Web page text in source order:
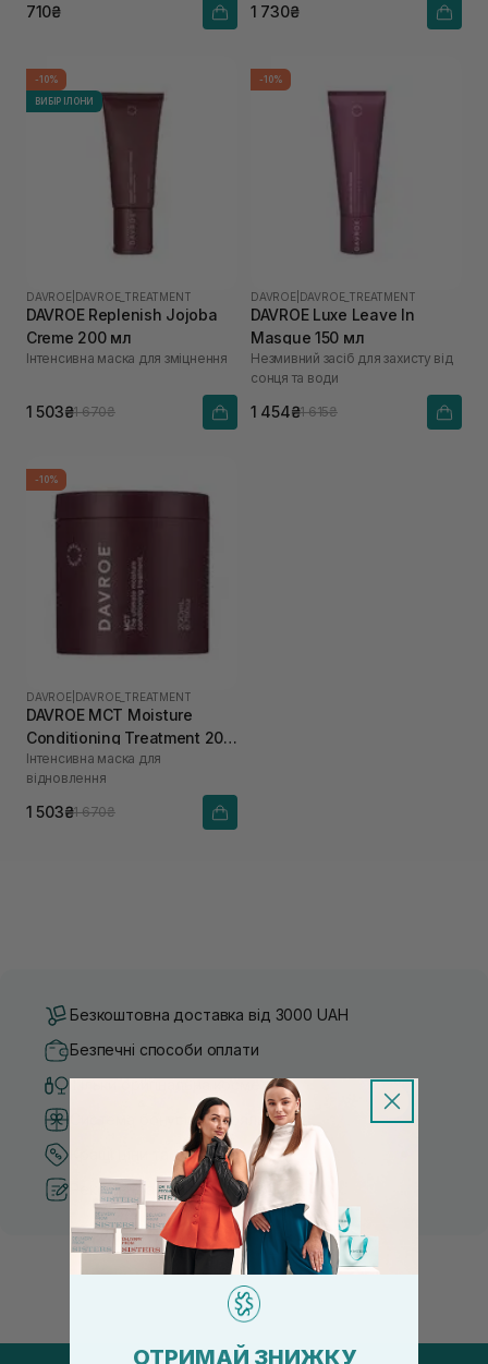
710₴ 1 730₴
-10%
ВИБІР ІЛОНИ
DAVROE DAVROE_TREATMENT
DAVROE Replenish Jojoba
Creme 200 мл
Інтенсивна маска для зміцнення
1 503₴1 670₴
-10%
DAVROE DAVROE_TREATMENT
DAVROE Luxe Leave In
Masque 150 мл
Незмивний засіб для захисту від
сонця та води
1 454₴1 615₴
-10%
DAVROE DAVROE_TREATMENT
DAVROE MСT Moisture
Conditioning Treatment 200
мл
Інтенсивна маска для
відновлення
1 503₴1 670₴
Безкоштовна доставка від 3000 UAH
Безпечні способи оплати
Тільки оригінальна косметика
Система бонусів та лояльності
Кращі ціни та топ товари
Рекомендації від косметологів
ОТРИМАЙ ЗНИЖКУ